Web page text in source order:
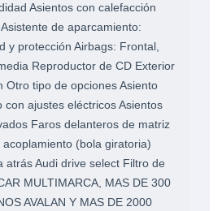
Asientos con calefacción
de aparcamiento:
y protección Airbags: Frontal,
Reproductor de CD Exterior
Otro tipo de opciones Asiento
con ajustes eléctricos Asientos
Faros delanteros de matriz
acoplamiento (bola giratoria)
atrás Audi drive select Filtro de
MULTIMARCA, MAS DE 300
AVALAN Y MAS DE 2000